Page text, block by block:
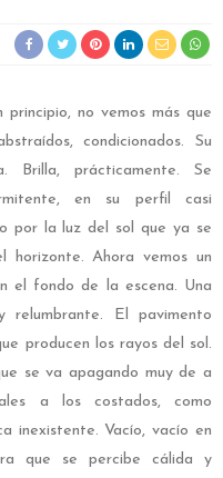
no vemos más que
condicionados. Su
Brilla, prácticamente. Se
en su perfil casi
por la luz del sol que ya se
horizonte. Ahora vemos un
el fondo de la escena. Una
El pavimento
producen los rayos del sol.
se va apagando muy de a
a los costados, como
inexistente. Vacío, vacío en
que se percibe cálida y